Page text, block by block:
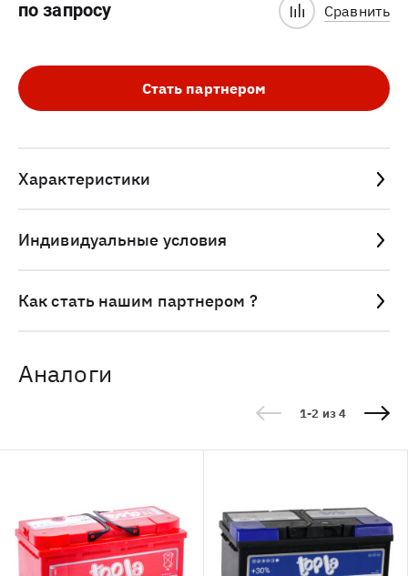
по запросу Сравнить
Стать партнером
Характеристики
Индивидуальные условия
Как стать нашим партнером ?
Аналоги
1-2 из 4